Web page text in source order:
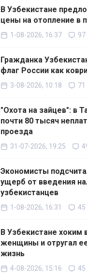
В Узбекистане
цены на отопление в
1-08-2026, 16:37 97
Гражданка
флаг России как
3-08-2026, 10:18 71
"Охота на зайцев": в
почти 80 тысяч
проезда
31-07-2026, 19:25
Экономисты
ущерб от введения
узбекистанцев
1-08-2026, 16:31 45
В Узбекистане хоким
женщины и отругал
жизнь
4-08-2026, 15:16 45